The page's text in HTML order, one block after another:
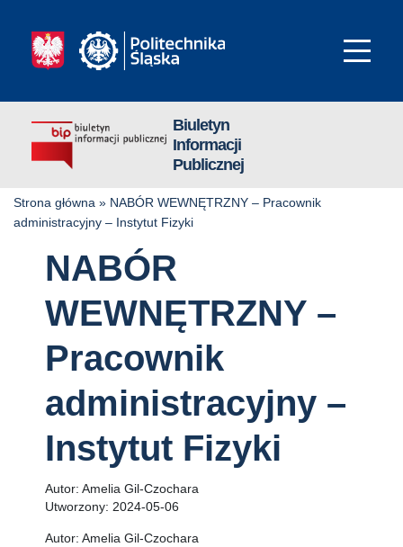
Biuletyn
Informacji
Publicznej
Strona główna » NABÓR WEWNĘTRZNY – Pracownik
administracyjny – Instytut Fizyki
NABÓR
WEWNĘTRZNY –
Pracownik
administracyjny –
Instytut Fizyki
Autor: Amelia Gil-Czochara
Utworzony: 2024-05-06
Autor: Amelia Gil-Czochara